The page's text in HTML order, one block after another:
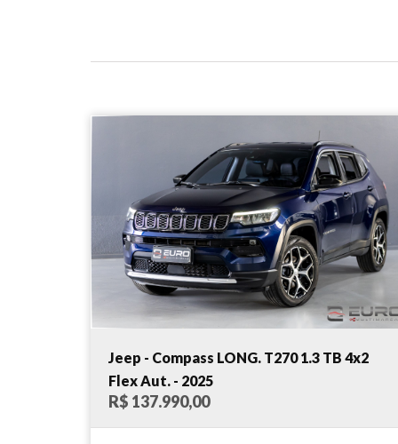
Jeep - Compass LONG. T270 1.3 TB 4x2
Flex Aut. - 2025
R$ 137.990,00